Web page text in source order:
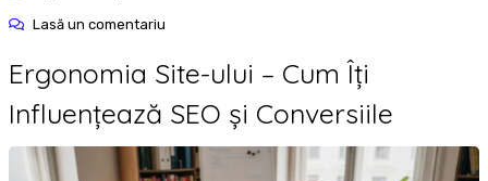
Lasă un comentariula
Site-
ului
Cum
Ergonomia Site-ului – Cum Îți
Influențează SEO și Conversiile